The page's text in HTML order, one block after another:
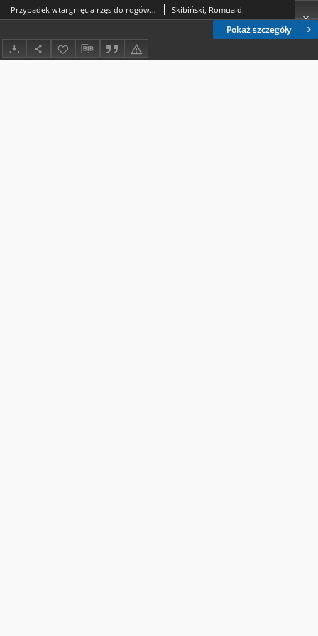
Pokaż szczegóły
Przypadek wtargnięcia rzęs do rogówki i komory przedniej oka Skibiński, Romuald.